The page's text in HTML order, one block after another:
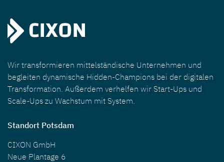
Wir transformieren mittelständische Unternehmen und
begleiten dynamische Hidden-Champions bei der digitalen
Transformation. Außerdem verhelfen wir Start-Ups und
Scale-Ups zu Wachstum mit System.
Standort Potsdam
CIXON GmbH
Neue Plantage 6